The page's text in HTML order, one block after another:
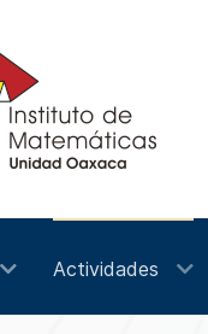
Actividades